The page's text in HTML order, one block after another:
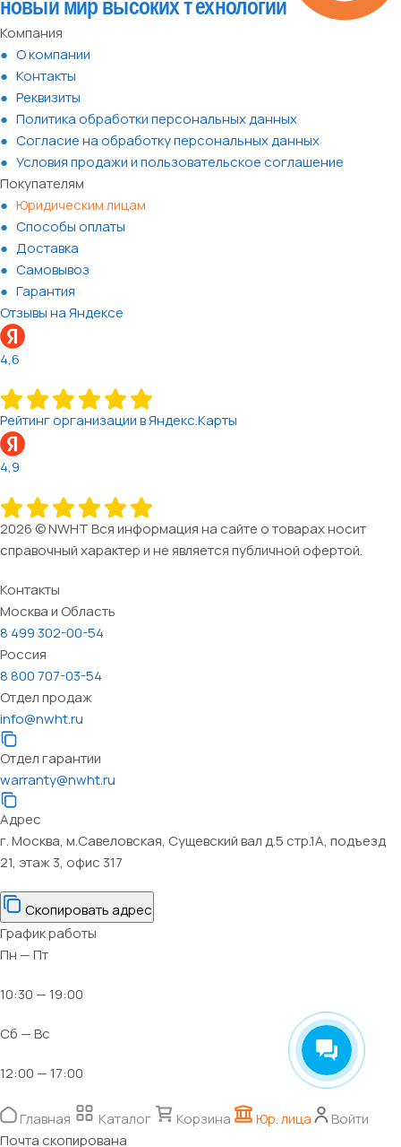
Компания
О компании
Контакты
Реквизиты
Политика обработки персональных данных
Согласие на обработку персональных данных
Условия продажи и пользовательское соглашение
Покупателям
Юридическим лицам
Способы оплаты
Доставка
Самовывоз
Гарантия
Отзывы на Яндексе
4,6
Рейтинг организации в Яндекс.Карты
4,9
2026 © NWHT Вся информация на сайте о товарах носит
справочный характер и не является публичной офертой.
Контакты
Москва и Область
8 499 302-00-54
Россия
8 800 707-03-54
Отдел продаж
info@nwht.ru
Отдел гарантии
warranty@nwht.ru
Адрес
г. Москва, м.Савеловская, Сущевский вал д.5 стр.1А, подъезд
21, этаж 3, офис 317
Скопировать адрес
График работы
Пн — Пт
10:30 — 19:00
Сб — Вс
12:00 — 17:00
Главная Каталог Корзина Юр. лица
Войти
Почта скопирована